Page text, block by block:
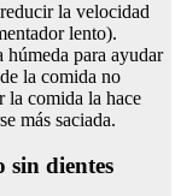
la velocidad
lento).
húmeda para ayudar
la comida no
la comida la hace
más saciada.
sin dientes